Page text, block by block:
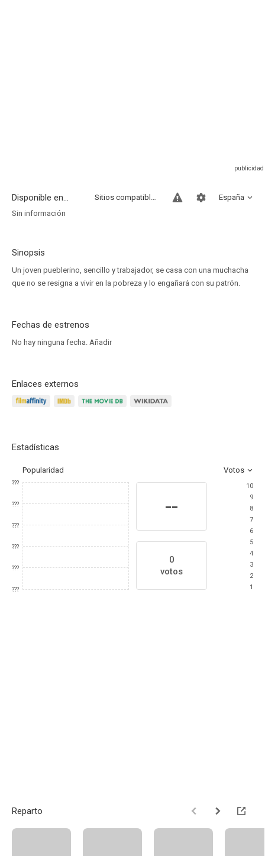
Disponible en... España
Sitios compatibles
Sin información
Sinopsis
Un joven pueblerino, sencillo y trabajador, se casa con una muchacha
que no se resigna a vivir en la pobreza y lo engañará con su patrón.
Fechas de estrenos
No hay ninguna fecha. Añadir
Enlaces externos
Estadísticas
Popularidad Votos
???
???
???
???
???
???
--
0
votos
10
9
8
7
6
5
4
3
2
1
Reparto